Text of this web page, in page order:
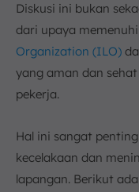
Diskusi ini bukan
dari upaya memenuhi
Organization (ILO)
yang aman dan
pekerja.
Hal ini sangat
kecelakaan dan
lapangan. Berikut